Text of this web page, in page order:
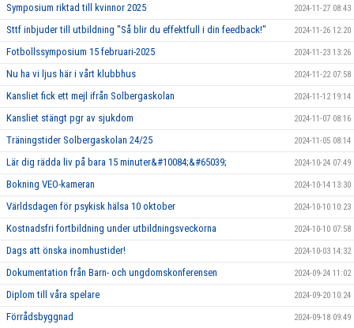
Symposium riktad till kvinnor 2025 2024-11-27 08:43
Sttf inbjuder till utbildning "Så blir du effektfull i din feedback!" 2024-11-26 12:20
Fotbollssymposium 15 februari-2025 2024-11-23 13:26
Nu ha vi ljus här i vårt klubbhus 2024-11-22 07:58
Kansliet fick ett mejl ifrån Solbergaskolan 2024-11-12 19:14
Kansliet stängt pgr av sjukdom 2024-11-07 08:16
Träningstider Solbergaskolan 24/25 2024-11-05 08:14
Lär dig rädda liv på bara 15 minuter&#10084;&#65039; 2024-10-24 07:49
Bokning VEO-kameran 2024-10-14 13:30
Världsdagen för psykisk hälsa 10 oktober 2024-10-10 10:23
Kostnadsfri fortbildning under utbildningsveckorna 2024-10-10 07:58
Dags att önska inomhustider! 2024-10-03 14:32
Dokumentation från Barn- och ungdomskonferensen 2024-09-24 11:02
Diplom till våra spelare 2024-09-20 10:24
Förrådsbyggnad 2024-09-18 09:49